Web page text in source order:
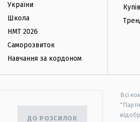
України
Школа
НМТ 2026
Саморозвиток
Навчання за кордоном
ДО РОЗСИЛОК
Всі